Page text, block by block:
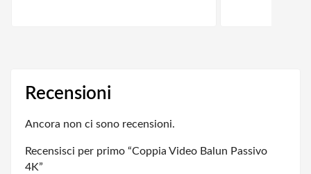
Recensioni
Ancora non ci sono recensioni.
Recensisci per primo “Coppia Video Balun Passivo
4K”